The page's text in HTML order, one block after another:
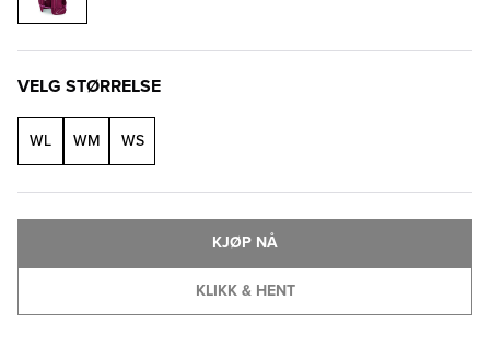
VELG STØRRELSE
WL WM WS
KLIKK & HENT
KJØP NÅ